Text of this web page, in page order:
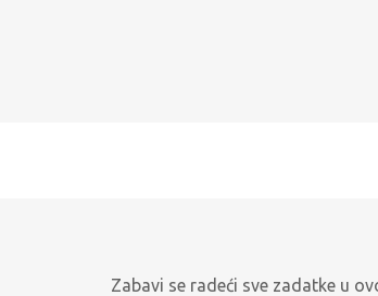
Zabavi se radeći sve zadatke u